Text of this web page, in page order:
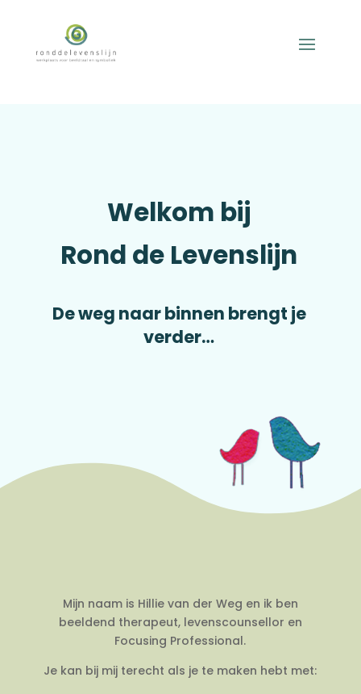
Welkom bij
Rond de Levenslijn
De weg naar binnen brengt je
verder…
Mijn naam is Hillie van der Weg en ik ben
beeldend therapeut, levenscounsellor en
Focusing Professional.
Je kan bij mij terecht als je te maken hebt met: